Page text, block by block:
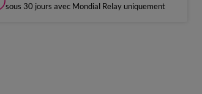
sous 30 jours avec Mondial Relay uniquement